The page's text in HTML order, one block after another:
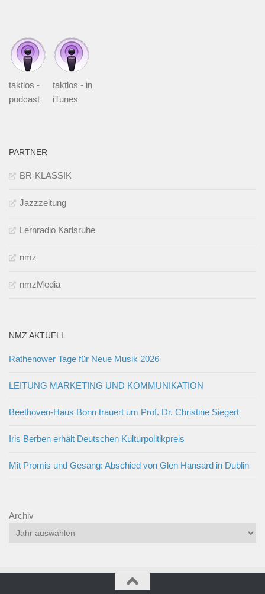
taktlos -
podcast
taktlos - in
iTunes
PARTNER
BR-KLASSIK
Jazzzeitung
Lernradio Karlsruhe
nmz
nmzMedia
NMZ AKTUELL
Rathenower Tage für Neue Musik 2026
LEITUNG MARKETING UND KOMMUNIKATION
Beethoven-Haus Bonn trauert um Prof. Dr. Christine Siegert
Iris Berben erhält Deutschen Kulturpolitikpreis
Mit Promis und Gesang: Abschied von Glen Hansard in Dublin
Archiv